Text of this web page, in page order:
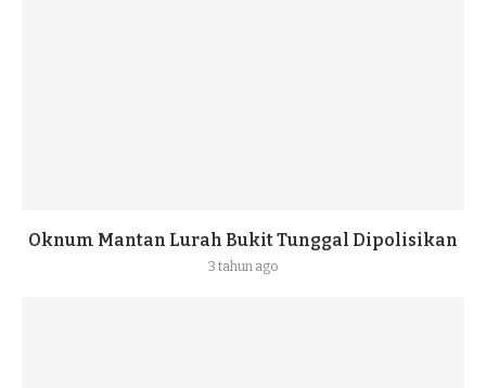
Oknum Mantan Lurah Bukit Tunggal Dipolisikan
3 tahun ago